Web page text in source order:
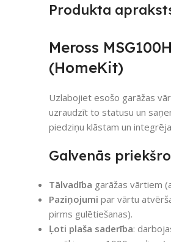
Produkta
Meross
(HomeKit)
Uzlabojiet esošo garāžas
uzraudzīt to statusu un
piedziņu klāstam un
Galvenās
Tālvadība garāžas vārtiem
Paziņojumi par vārtu
pirms gulētiešanas).
Ļoti plaša saderība: